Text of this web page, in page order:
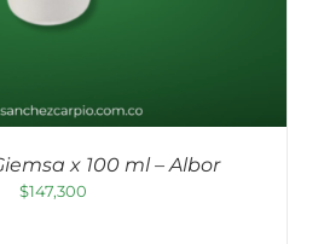
x 100 ml – Albor
$147,300